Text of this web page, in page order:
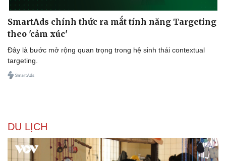
SmartAds chính thức ra mắt tính năng Targeting
theo 'cảm xúc'
Đây là bước mở rộng quan trọng trong hệ sinh thái contextual
targeting.
DU LỊCH